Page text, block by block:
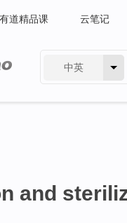
有道精品课 云笔记
中英
and